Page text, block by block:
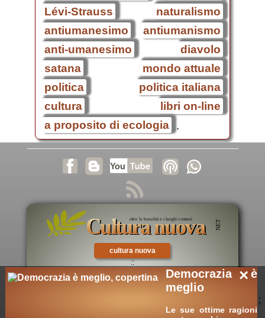
Lévi-Strauss
naturalismo
antiumanesimo
antiumanismo
anti-umanesimo
diavolo
satana
mondo attuale
politica
politica italiana
cultura
libri on-line
a proposito di ecologia
×
Democrazia è
meglio
Le sue ottime ragioni
;
cultura nuova
::
cultura cristiana